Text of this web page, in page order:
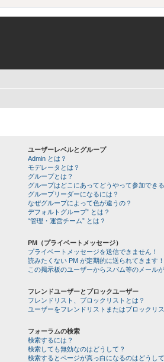
ユーザーレベルとグループ
Admin とは？
モデレータとは？
グループとは？
グループはどこにあってどうやって参加でき
グループリーダーになるには？
なぜグループによって色が違うの？
デフォルトグループ” とは？
“管理・運営チーム” とは？
PM（プライベートメッセージ）
プライベートメッセージを送信できません！
読みたくない PM が定期的に送られてきます！
この掲示板のユーザーからスパム等のメール
フレンドユーザーとブロックユーザー
フレンドリスト、ブロックリストとは？
ユーザーをフレンドリストまたはブロックリ
フォーラムの検索
検索するには？
検索しても無効なのはどうして？
検索するとページが真っ白になるのはどうして